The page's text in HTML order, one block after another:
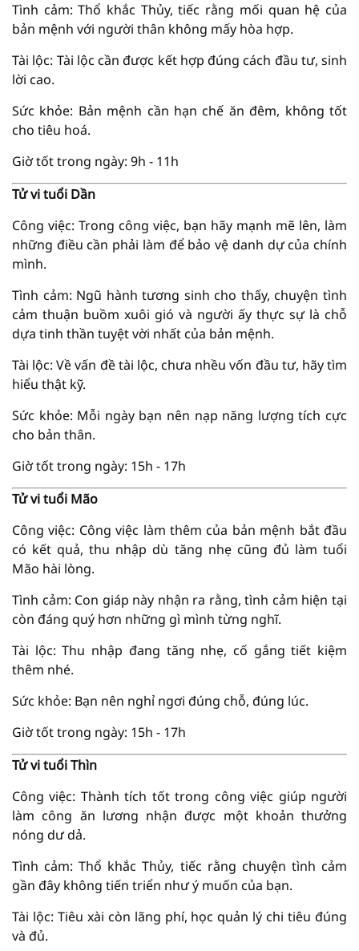
Tình cảm: Thổ khắc Thủy, tiếc rằng mối quan hệ của
bản mệnh với người thân không mấy hòa hợp.
Tài lộc: Tài lộc cần được kết hợp đúng cách đầu tư, sinh
lời cao.
Sức khỏe: Bản mệnh cần hạn chế ăn đêm, không tốt
cho tiêu hoá.
Giờ tốt trong ngày: 9h - 11h
Tử vi tuổi Dần
Công việc: Trong công việc, bạn hãy mạnh mẽ lên, làm
những điều cần phải làm để bảo vệ danh dự của chính
mình.
Tình cảm: Ngũ hành tương sinh cho thấy, chuyện tình
cảm thuận buồm xuôi gió và người ấy thực sự là chỗ
dựa tinh thần tuyệt vời nhất của bản mệnh.
Tài lộc: Về vấn đề tài lộc, chưa nhều vốn đầu tư, hãy tìm
hiểu thật kỹ.
Sức khỏe: Mỗi ngày bạn nên nạp năng lượng tích cực
cho bản thân.
Giờ tốt trong ngày: 15h - 17h
Tử vi tuổi Mão
Công việc: Công việc làm thêm của bản mệnh bắt đầu
có kết quả, thu nhập dù tăng nhẹ cũng đủ làm tuổi
Mão hài lòng.
Tình cảm: Con giáp này nhận ra rằng, tình cảm hiện tại
còn đáng quý hơn những gì mình từng nghĩ.
Tài lộc: Thu nhập đang tăng nhẹ, cố gắng tiết kiệm
thêm nhé.
Sức khỏe: Bạn nên nghỉ ngơi đúng chỗ, đúng lúc.
Giờ tốt trong ngày: 15h - 17h
Tử vi tuổi Thìn
Công việc: Thành tích tốt trong công việc giúp người
làm công ăn lương nhận được một khoản thưởng
nóng dư dả.
Tình cảm: Thổ khắc Thủy, tiếc rằng chuyện tình cảm
gần đây không tiến triển như ý muốn của bạn.
Tài lộc: Tiêu xài còn lãng phí, học quản lý chi tiêu đúng
và đủ.